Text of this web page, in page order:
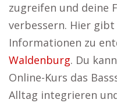
zugreifen und deine
verbessern. Hier
Informationen zu
Waldenburg. Du
Online-Kurs das
Alltag integrieren